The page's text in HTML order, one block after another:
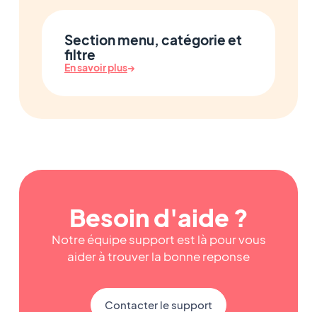
Section menu, catégorie et
filtre
En savoir plus→
Besoin d'aide ?
Notre équipe support est là pour vous
aider à trouver la bonne reponse
Contacter le support